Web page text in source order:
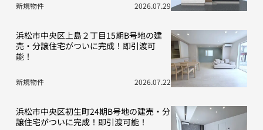
新規物件 2026.07.29
浜松市中央区上島２丁目15期B号地の建
売・分譲住宅がついに完成！即引渡可
能！
新規物件 2026.07.22
浜松市中央区初生町24期B号地の建売・分
譲住宅がついに完成！即引渡可能！